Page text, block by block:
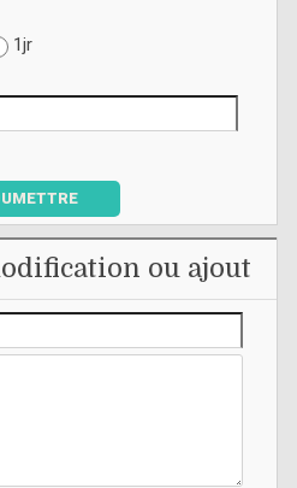
1jr
ou ajout